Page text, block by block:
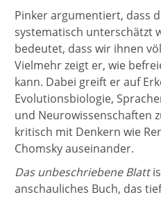
Pinker argumentiert, dass
systematisch unterschätzt
bedeutet, dass wir ihnen
Vielmehr zeigt er, wie
kann. Dabei greift er auf
Evolutionsbiologie,
und Neurowissenschaften
kritisch mit Denkern wie
Chomsky auseinander.
Das unbeschriebene Blatt
anschauliches Buch, das